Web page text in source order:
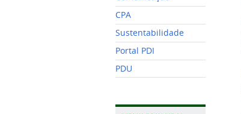
CPA
Sustentabilidade
Portal PDI
PDU